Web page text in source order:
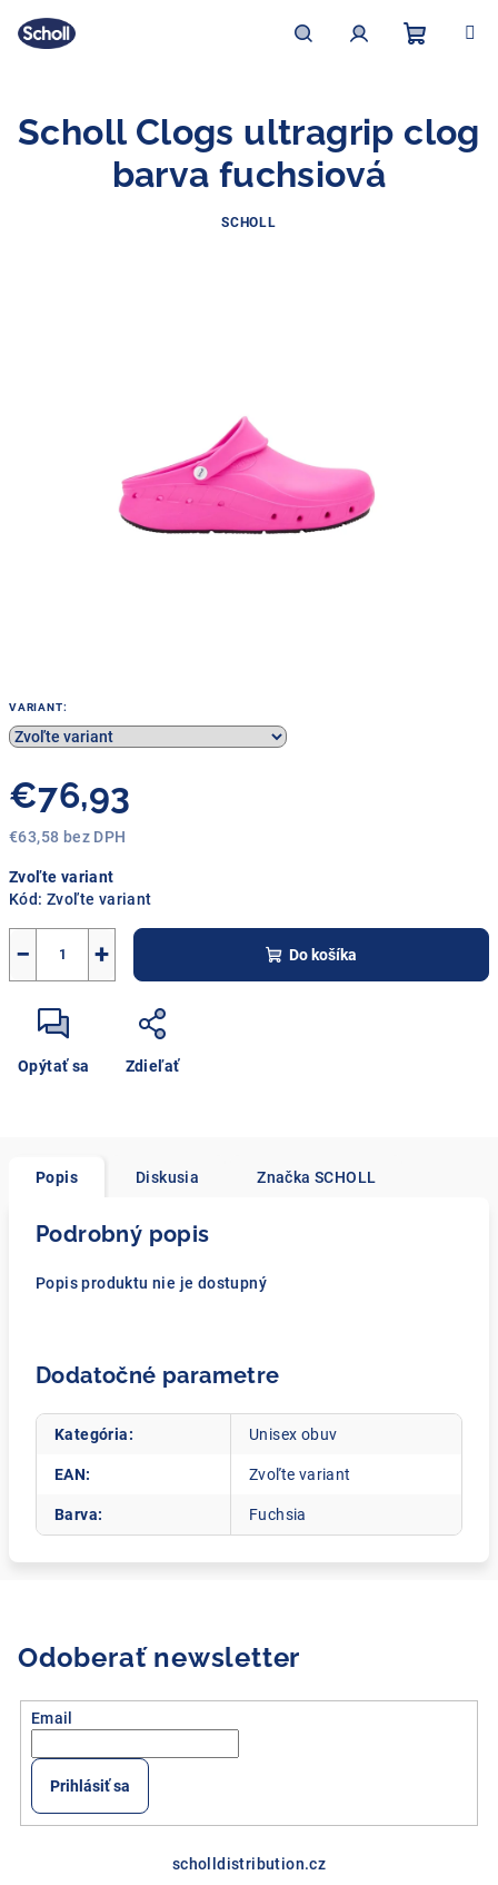
obsah
košík
VARIANT:
€76,93
€63,58 bez DPH
cena:
Zvoľte variant
Kód: Zvoľte variant
+
− Do košíka
Opýtať sa Zdieľať
Scholl Clogs ultragrip clog
barva fuchsiová
SCHOLL
Popis Diskusia Značka SCHOLL
Podrobný popis
Popis produktu nie je dostupný
Dodatočné parametre
Kategória: Unisex obuv
EAN: Zvoľte variant
Barva: Fuchsia
Odoberať newsletter
Email
Prihlásiť sa
scholldistribution.cz